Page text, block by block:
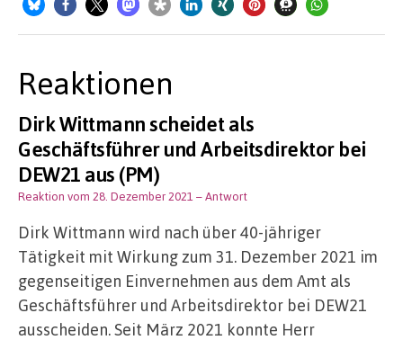
Reaktionen
Dirk Wittmann scheidet als
Geschäftsführer und Arbeitsdirektor bei
DEW21 aus (PM)
Reaktion vom 28. Dezember 2021 – Antwort
Dirk Wittmann wird nach über 40-jähriger
Tätigkeit mit Wirkung zum 31. Dezember 2021 im
gegenseitigen Einvernehmen aus dem Amt als
Geschäftsführer und Arbeitsdirektor bei DEW21
ausscheiden. Seit März 2021 konnte Herr